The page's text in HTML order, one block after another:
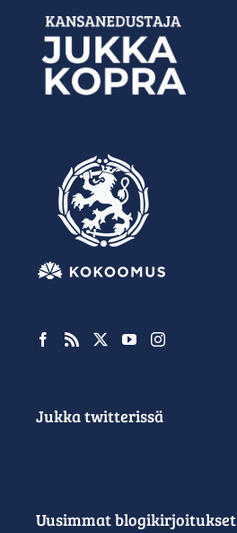
Jukka twitterissä
Uusimmat blogikirjoitukset